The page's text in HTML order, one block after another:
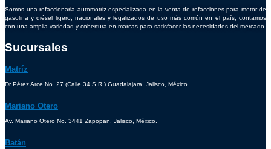
Somos una refaccionaria automotriz especializada en la venta de refacciones para motor de
gasolina y diésel ligero, nacionales y legalizados de uso más común en el país, contamos
con una amplia variedad y cobertura en marcas para satisfacer las necesidades del mercado.
Sucursales
Matríz
Dr Pérez Arce No. 27 (Calle 34 S.R.) Guadalajara, Jalisco, México.
Mariano Otero
Av. Mariano Otero No. 3441 Zapopan, Jalisco, México.
Batán